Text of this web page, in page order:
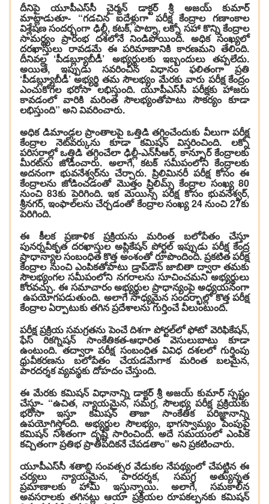
దీనిపై యూపీఎస్‌సీ చైర్మన్ డాక్టర్ శ్రీ అజయ్ కుమార్
మాట్లాడుతూ- “గడచిన ఐదేళ్లుగా పరీక్ష కేంద్రాల గణాంకాల
విశ్లేషణ సందర్భంగా ఢిల్లీ, కటక్, పాట్నా, లక్నో సహా కొన్ని కేంద్రాల
సామర్థ్యం ప్రారంభ దశలోనే నిండిపోయింది. అధిక సంఖ్యలో
దరఖాస్తులు రావడమే ఈ పరిమాణానికి కారణమని తేలింది.
దీనివల్ల ‘పీడబ్ల్యూబీడీ’ అభ్యర్థులకు ఇబ్బందులు తప్పలేదు.
అయితే, ఇప్పుడు సవరించిన విధానం ఫలితంగా ప్రతి
‘పీడబ్ల్యూబీడీ’ అభ్యర్థి తమ సౌలభ్యం మేరకు వారు పరీక్ష కేంద్రం
ఎంచుకోగల భరోసా లభిస్తుంది. యూపీఎస్‌సీ పరీక్షకు హాజరు
కావడంలో వారికి మరింత సౌలభ్యంతోపాటు సౌకర్యం కూడా
లభిస్తుంది” అని వివరించారు.
అధిక డిమాండ్గల ప్రాంతాలపై ఒత్తిడి తగ్గించేందుకు వీలుగా పరీక్ష
కేంద్రాల నెట్‌వర్కును కూడా కమిషన్‌ విస్తరించింది. లక్నో
పరిసరాల్లో ఒత్తిడి తగ్గించేలా ఢిల్లీ-ఎన్‌సీఆర్‌, కాన్పూర్ కేంద్రాలకు
మీరట్‌ను జోడించారు. అలాగే, కటక్ సమీపంలోని కేంద్రాలకు
అదనంగా భువనేశ్వర్‌ను చేర్చారు. ప్రిలిమినరీ పరీక్ష కోసం ఈ
కేంద్రాలను జోడించడంతో మొత్తం ప్రిలిమ్స్ కేంద్రాల సంఖ్య 80
నుంచి 83కు పెరిగింది. ఇక మెయిన్స్ పరీక్ష కోసం భువనేశ్వర్,
శ్రీనగర్, ఇంఫాల్‌లను చేర్చడంతో కేంద్రాల సంఖ్య 24 నుంచి 27కు
పెరిగింది.
ఈ కీలక ప్రణాళిక ప్రక్రియను మరింత బలోపేతం చేస్తూ
పునర్నవీకృత దరఖాస్తుల అప్లికేషన్ పోర్టల్ ఇప్పుడు పరీక్ష కేంద్ర
ప్రాధాన్యాల సంబంధిత కొత్త అంశంతో రూపొందింది. ప్రకటిత పరీక్ష
కేంద్రాల నుంచి ఎంపికతోపాటు డ్రాప్‌డౌన్ జాబితా ద్వారా తమకు
సౌలభ్యంగల సమీపంలోని నగరాలను సూచించమని అభ్యర్థులు
కోరవచ్చు. ఈ సమాచారం అభ్యర్థుల ప్రాధాన్యంపై అధ్యయనంగా
ఉపయోగపడుతుంది. అలాగే సాధ్యమైన సందర్భాల్లో కొత్త పరీక్ష
కేంద్రాల ఏర్పాటుకు తగిన ప్రదేశాలను గుర్తించే వీలుంటుంది.
పరీక్ష ప్రక్రియ సమగ్రతను పెంచే దిశగా పోర్టల్‌లో ఫోటో వెరిఫికేషన్,
ఫేస్ రికగ్నిషన్ సాంకేతికత-ఆధారిత వెసులుబాటు కూడా
ఉంటుంది. తద్వారా పరీక్ష సంబంధిత వివిధ దశలలో గుర్తింపు
ధ్రువీకరణను బలోపేతం చేయడమేగాక మరింత బలమైన,
పారదర్శక వ్యవస్థకు దోహదం చేస్తుంది.
ఈ మేరకు కమిషన్ విధానాన్ని డాక్టర్‌ శ్రీ అజయ్‌ కుమార్‌ స్పష్టం
చేస్తూ- “ఉచిత, న్యాయమైన, సమగ్ర, సౌలభ్య పరీక్ష ప్రక్రియకు
భరోసా ఇస్తూ కమిషన్ తాజా సాంకేతిక పరిజ్ఞానాన్ని
ఉపయోగిస్తోంది. అభ్యర్థుల సౌలభ్యం, భాగస్వామ్యం పెంపుపై
కమిషన్‌ నిశితంగా దృష్టి సారించింది. అదే సమయంలో ఎంపిక
కచ్చితంగా ప్రతిభ ప్రాతిపదికనే చేపడతాం” అని ప్రకటించారు.
యూపీఎస్‌సీ శతాబ్ది సంవత్సర వేడుకల నేపథ్యంలో చేపట్టిన ఈ
చర్యలు న్యాయమైన, పారదర్శక, సమగ్ర అత్యున్నత
ప్రమాణాలకు హామీ ఇస్తున్నాయి. అలాగే, సమకాలీన
అవసరాలకు తగినట్లు ఆయా ప్రక్రియల రూపకల్పనకు కమిషన్